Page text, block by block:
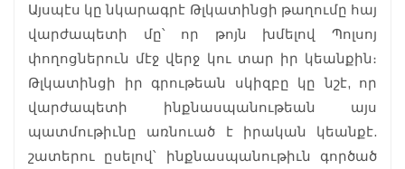
Այսպէս կը նկարագրէ Թլկատինցի թաղումը հայ
վարժապետի մը՝ որ թոյն խմելով Պոլսոյ
փողոցներուն մէջ վերջ կու տար իր կեանքին։
Թլկատինցի իր գրութեան սկիզբը կը նշէ, որ
վարժապետի ինքնասպանութեան այս
պատմութիւնը առնուած է իրական կեանքէ.
շատերու ըսելով՝ ինքնասպանութիւն գործած